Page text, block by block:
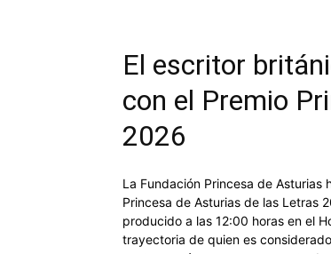
El escritor
con el Premio
2026
La Fundación Princesa de
Princesa de Asturias de las Letras
producido a las 12:00 horas en el
trayectoria de quien es